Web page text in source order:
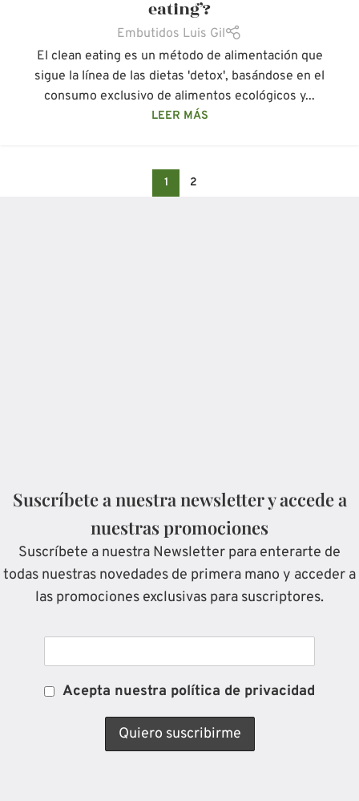
eating’?
Embutidos Luis Gil
El clean eating es un método de alimentación que
sigue la línea de las dietas 'detox', basándose en el
consumo exclusivo de alimentos ecológicos y...
LEER MÁS
1 2
Suscríbete a nuestra newsletter y accede a
nuestras promociones
Suscríbete a nuestra Newsletter para enterarte de
todas nuestras novedades de primera mano y acceder a
las promociones exclusivas para suscriptores.
Acepta nuestra política de privacidad